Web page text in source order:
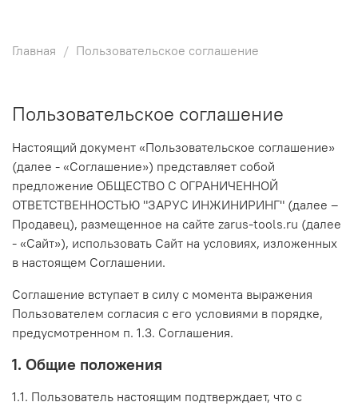
Главная Пользовательское соглашение
Пользовательское соглашение
Настоящий документ «Пользовательское соглашение»
(далее - «Соглашение») представляет собой
предложение ОБЩЕСТВО С ОГРАНИЧЕННОЙ
ОТВЕТСТВЕННОСТЬЮ "ЗАРУС ИНЖИНИРИНГ" (далее –
Продавец), размещенное на сайте zarus-tools.ru (далее
- «Сайт»), использовать Сайт на условиях, изложенных
в настоящем Соглашении.
Соглашение вступает в силу с момента выражения
Пользователем согласия с его условиями в порядке,
предусмотренном п. 1.3. Соглашения.
1. Общие положения
1.1. Пользователь настоящим подтверждает, что с